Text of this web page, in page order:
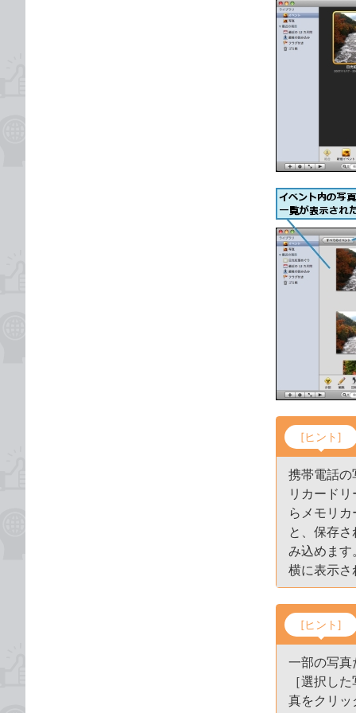
[ヒント]
携帯電話の
リカード
らメモリ
と、保存
み込めます
横に表示さ
[ヒント]
一部の写真
［選択し
真をクリッ